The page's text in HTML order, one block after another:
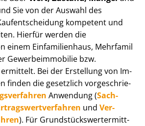
Sie von der Auswahl des
kompetent und
Hierfür werden die
einem Einfamilienhaus, Mehr­fa­mi­l
Ge­wer­be­im­mo­bi­lie bzw.
Bei der Erstellung von Im­
finden die gesetzlich vor­ge­schrie­
Anwendung (Sach­
und Ver­
). Für Grund­stücks­wert­ermitt­